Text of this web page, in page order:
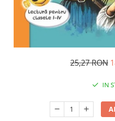
Carti pentru copii
Activitati si jocuri pentru copii
25,27 RON
IN